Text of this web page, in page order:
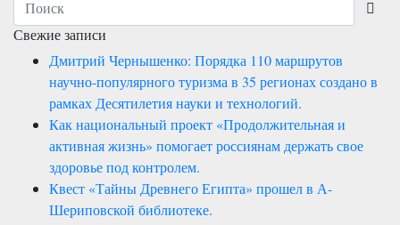
Свежие записи
Дмитрий Чернышенко: Порядка 110 маршрутов
научно-популярного туризма в 35 регионах создано в
рамках Десятилетия науки и технологий.
Как национальный проект «Продолжительная и
активная жизнь» помогает россиянам держать свое
здоровье под контролем.
Квест «Тайны Древнего Египта» прошел в А-
Шериповской библиотеке.